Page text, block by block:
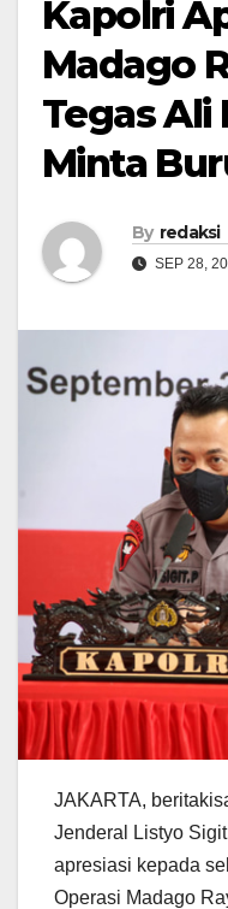
Kapolri
Madago
Tegas Ali
Minta
By redaksi
SEP 28,
JAKARTA,
Jenderal Listyo
apresiasi kepada
Operasi Madago